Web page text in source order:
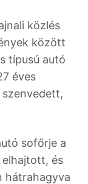
közlés
között
típusú autó
éves
sofőrje a
elhajtott, és
hátrahagyva